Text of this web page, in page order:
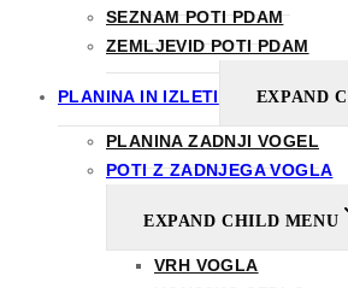
SEZNAM POTI PDAM
ZEMLJEVID POTI PDAM
PLANINA IN IZLETI EXPAND
PLANINA ZADNJI VOGEL
POTI Z ZADNJEGA VOGLA
EXPAND CHILD MENU
VRH VOGLA